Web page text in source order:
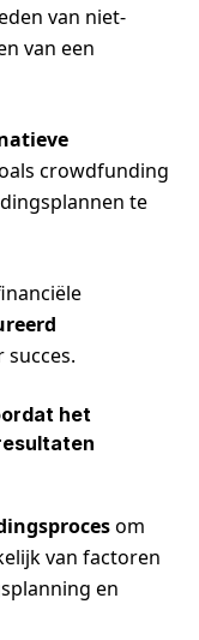
van niet-
van een
crowdfunding
te
succes.
het
om
van factoren
en